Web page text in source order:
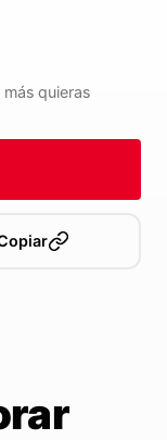
quieras